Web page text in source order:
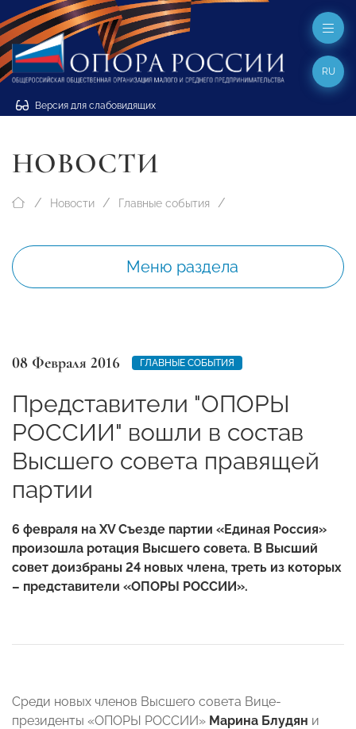
Версия для слабовидящих
RU
НОВОСТИ
Новости Главные события
Меню раздела
08 Февраля 2016 ГЛАВНЫЕ СОБЫТИЯ
Представители "ОПОРЫ
РОССИИ" вошли в состав
Высшего совета правящей
партии
6 февраля на XV Съезде партии «Единая Россия»
произошла ротация Высшего совета. В Высший
совет доизбраны 24 новых члена, треть из которых
– представители «ОПОРЫ РОССИИ».
Среди новых членов Высшего совета Вице-
президенты «ОПОРЫ РОССИИ» Марина Блудян и